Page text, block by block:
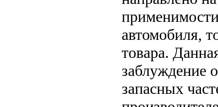
автомобиля,
товара.
заблуждение
запасных